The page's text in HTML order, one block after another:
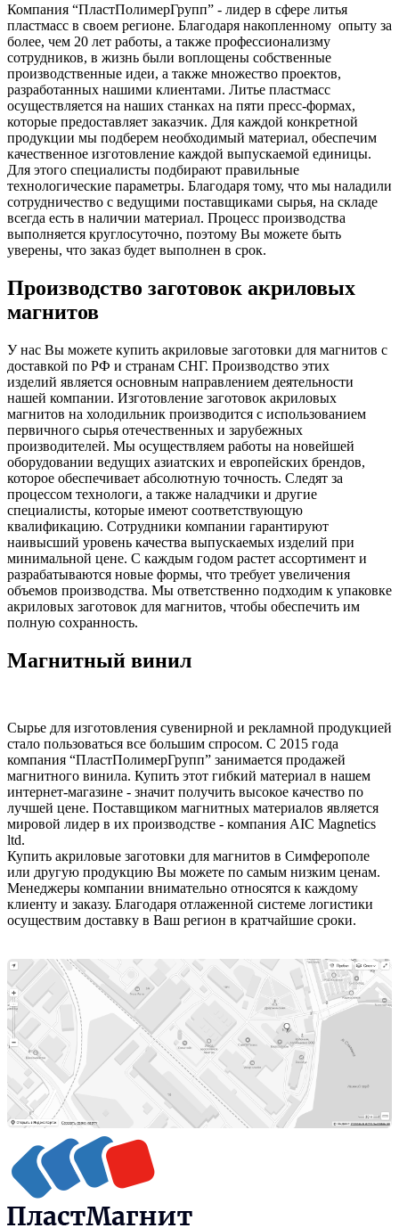
Компания “ПластПолимерГрупп” - лидер в сфере литья
пластмасс в своем регионе. Благодаря накопленному опыту за
более, чем 20 лет работы, а также профессионализму
сотрудников, в жизнь были воплощены собственные
производственные идеи, а также множество проектов,
разработанных нашими клиентами. Литье пластмасс
осуществляется на наших станках на пяти пресс-формах,
которые предоставляет заказчик. Для каждой конкретной
продукции мы подберем необходимый материал, обеспечим
качественное изготовление каждой выпускаемой единицы.
Для этого специалисты подбирают правильные
технологические параметры. Благодаря тому, что мы наладили
сотрудничество с ведущими поставщиками сырья, на складе
всегда есть в наличии материал. Процесс производства
выполняется круглосуточно, поэтому Вы можете быть
уверены, что заказ будет выполнен в срок.
Производство заготовок акриловых
магнитов
У нас Вы можете купить акриловые заготовки для магнитов с
доставкой по РФ и странам СНГ. Производство этих
изделий является основным направлением деятельности
нашей компании. Изготовление заготовок акриловых
магнитов на холодильник производится с использованием
первичного сырья отечественных и зарубежных
производителей. Мы осуществляем работы на новейшей
оборудовании ведущих азиатских и европейских брендов,
которое обеспечивает абсолютную точность. Следят за
процессом технологи, а также наладчики и другие
специалисты, которые имеют соответствующую
квалификацию. Сотрудники компании гарантируют
наивысший уровень качества выпускаемых изделий при
минимальной цене. С каждым годом растет ассортимент и
разрабатываются новые формы, что требует увеличения
объемов производства. Мы ответственно подходим к упаковке
акриловых заготовок для магнитов, чтобы обеспечить им
полную сохранность.
Магнитный винил
Сырье для изготовления сувенирной и рекламной продукцией
стало пользоваться все большим спросом. С 2015 года
компания “ПластПолимерГрупп” занимается продажей
магнитного винила. Купить этот гибкий материал в нашем
интернет-магазине - значит получить высокое качество по
лучшей цене. Поставщиком магнитных материалов является
мировой лидер в их производстве - компания AIC Magnetics
ltd.
Купить акриловые заготовки для магнитов в Симферополе
или другую продукцию Вы можете по самым низким ценам.
Менеджеры компании внимательно относятся к каждому
клиенту и заказу. Благодаря отлаженной системе логистики
осуществим доставку в Ваш регион в кратчайшие сроки.